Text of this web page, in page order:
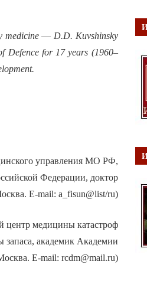
medicine— D.D. Kuvshinsky
Defence for 17 years (1960–
управления МО РФ,
Федерации, доктор
E-mail: a_fisun@list/ru)
медицины катастроф
академик Академии
E-mail: rcdm@mail.ru)